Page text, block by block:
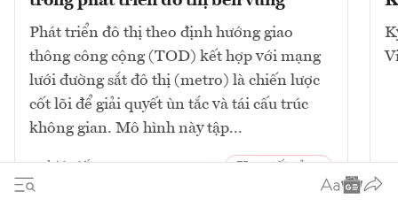
Phát triển đô thị theo định hướng giao
thông công cộng (TOD) kết hợp với mạng
lưới đường sắt đô thị (metro) là chiến lược
cốt lõi để giải quyết ùn tắc và tái cấu trúc
không gian. Mô hình này tập...
10bài viết Xem tất cả